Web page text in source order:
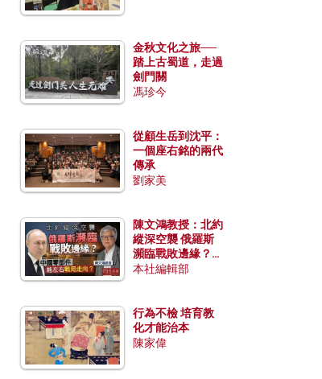
金秋文化之旅──
踏上古蜀道，走過
劍門關
馮珍今
從顧生岳到沈平：
一個座右銘的兩代
傳承
劉家美
陳文鴻教授：北約
縱深空襲 俄羅斯
瀕臨戰敗邊緣？中
國零部件能左右戰
本社編輯部
行為不檢 培育教
化才能治本
陳家偉